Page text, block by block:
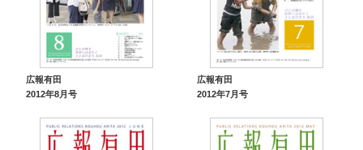
広報有田
2012年8月号
広報有田
2012年7月号